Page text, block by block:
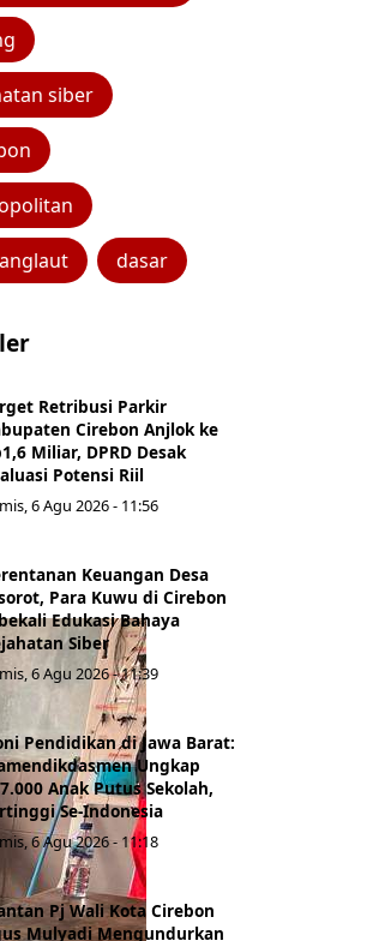
siber
dasar
Retribusi Parkir
Cirebon Anjlok ke
Miliar, DPRD Desak
Potensi Riil
6 Agu 2026 - 11:56
Keuangan Desa
Para Kuwu di Cirebon
Edukasi Bahaya
Siber
6 Agu 2026 - 11:39
Pendidikan di Jawa Barat:
Ungkap
Anak Putus Sekolah,
Se-Indonesia
6 Agu 2026 - 11:18
Pj Wali Kota Cirebon
Mulyadi Mengundurkan